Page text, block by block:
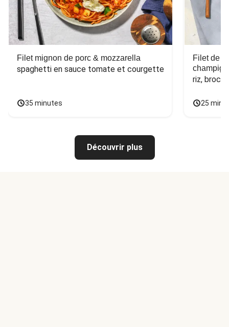
Filet mignon de porc & mozzarella
spaghetti en sauce tomate et courgette
35 minutes
Filet de
riz,
25
Découvrir plus